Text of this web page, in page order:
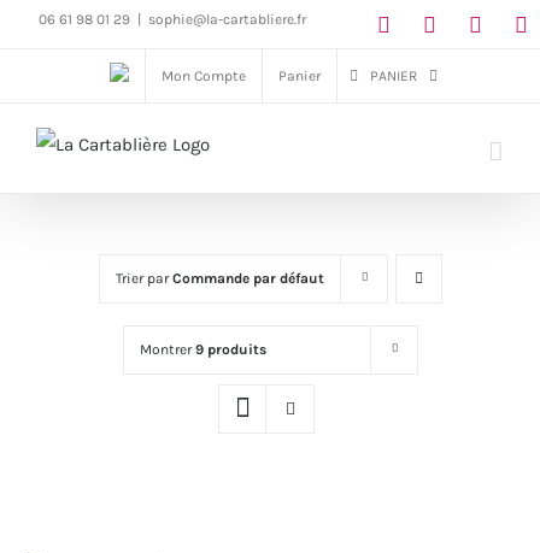
Passer06 61 98 01 29 sophie@la-cartabliere.fr
Mon Compte Panier PANIER
Trier parCommande par défaut
Montrer9 produits